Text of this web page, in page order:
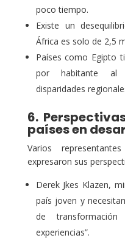
poco tiempo.
Existe un
África es solo de 2,5
Países como Egipto
por habitante al
disparidades
6.
países en
Varios
expresaron sus
Derek Jkes Klazen,
país joven y
de
experiencias”.